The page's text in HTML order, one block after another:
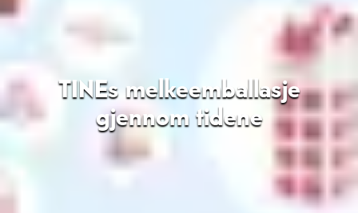
TINEs melkeemballasje
gjennom tidene